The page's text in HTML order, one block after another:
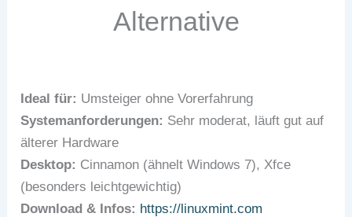
Alternative
Ideal für: Umsteiger ohne Vorerfahrung
Systemanforderungen: Sehr moderat, läuft gut auf
älterer Hardware
Desktop: Cinnamon (ähnelt Windows 7), Xfce
(besonders leichtgewichtig)
Download & Infos: https://linuxmint.com